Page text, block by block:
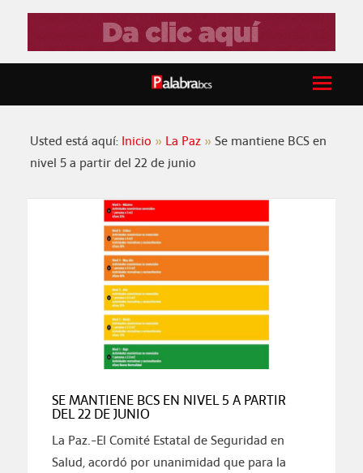
Usted está aquí: Inicio La Paz
Se mantiene BCS en
nivel 5 a partir del 22 de junio
SE MANTIENE BCS EN NIVEL 5 A PARTIR
DEL 22 DE JUNIO
La Paz.-El Comité Estatal de Seguridad en
Salud, acordó por unanimidad que para la